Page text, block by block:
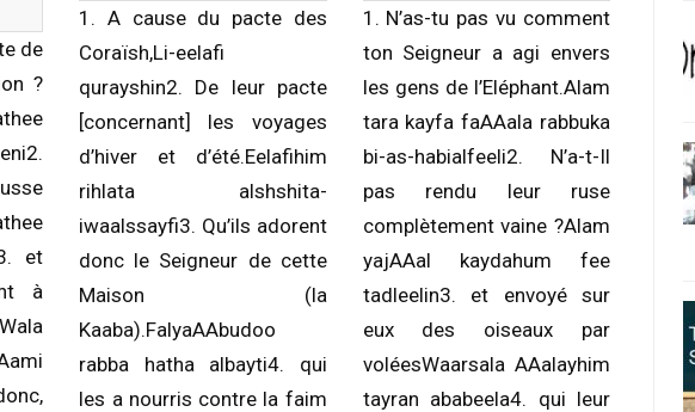
de
?
et
à
1. A cause du pacte des
Coraïsh,Li-eelafi
qurayshin2. De leur pacte
[concernant] les voyages
d’hiver et d’été.Eelafihim
rihlata alshshita-
iwaalssayfi3. Qu’ils adorent
donc le Seigneur de cette
Maison (la
Kaaba).FalyaAAbudoo
rabba hatha albayti4. qui
les a nourris contre la faim
1. N’as-tu pas vu comment
ton Seigneur a agi envers
les gens de l’Eléphant.Alam
tara kayfa faAAala rabbuka
bi-as-habialfeeli2. N’a-t-Il
pas rendu leur ruse
complètement vaine ?Alam
yajAAal kaydahum fee
tadleelin3. et envoyé sur
eux des oiseaux par
voléesWaarsala AAalayhim
tayran ababeela4. qui leur